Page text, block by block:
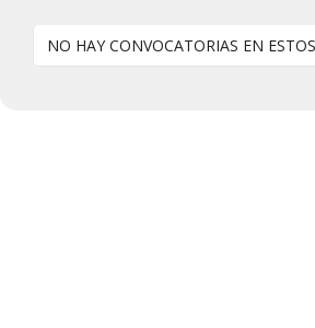
NO HAY CONVOCATORIAS EN